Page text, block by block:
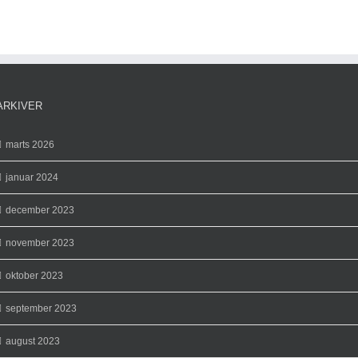
marts 2026
januar 2024
december 2023
november 2023
oktober 2023
september 2023
august 2023